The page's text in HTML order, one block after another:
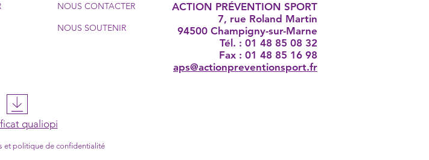
NOUS SOUTENIR
NOUS CONTACTER
ACTION PRÉVENTION SPORT
7, rue Roland Martin
94500 Champigny-sur-Marne
Tél. : 01 48 85 08 32
Fax : 01 48 85 16 98
aps@actionpreventionsport.fr
qualiopi
et politique de confidentialité